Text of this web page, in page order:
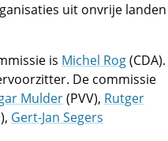
uit onvrije landen
is Michel Rog(CDA).
De commissie
Mulder(PVV), Rutger
Gert-Jan Segers